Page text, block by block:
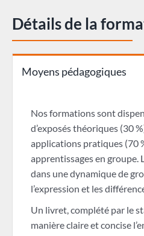
Détails de la
Moyens pédagogiques
Nos formations sont
d’exposés théoriques (30
applications pratiques (70
apprentissages en groupe.
dans une dynamique de
l’expression et les
Un livret, complété par le
manière claire et concise